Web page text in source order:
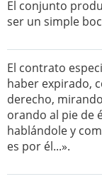
El conjunto
ser un simple
El contrato
haber expirado,
derecho,
orando al pie de
hablándole y
es por él...».